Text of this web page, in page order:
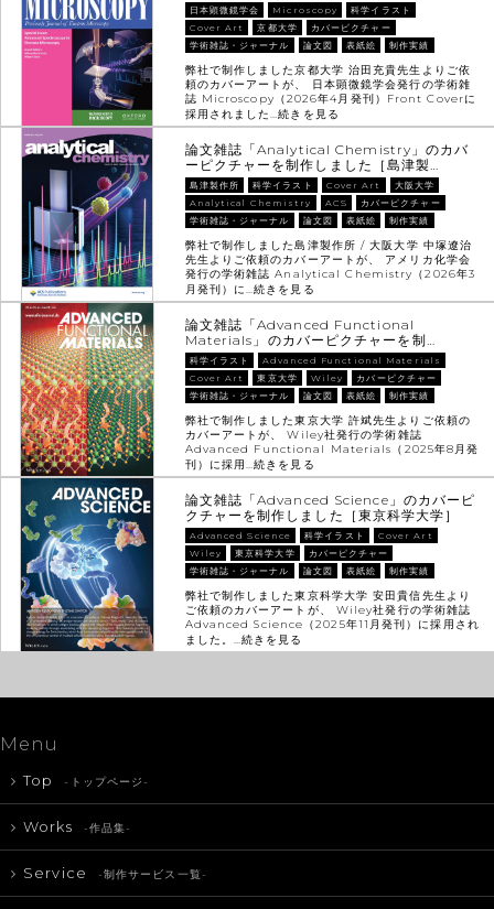
日本顕微鏡学会 Microscopy
科学イラスト
Cover Art
京都大学
カバーピクチャー
学術雑誌・ジャーナル
論文図 表紙絵 制作実績
弊社で制作しました京都大学 治田充貴先生よりご依
頼のカバーアートが、 日本顕微鏡学会発行の学術雑
誌 Microscopy（2026年4月発刊）Front Coverに
採用されました…続きを見る
論文雑誌「Analytical Chemistry」のカバ
ーピクチャーを制作しました［島津製…
島津製作所 科学イラスト Cover Art
大阪大学
Analytical Chemistry
ACS
カバーピクチャー
学術雑誌・ジャーナル
論文図 表紙絵 制作実績
弊社で制作しました島津製作所 / 大阪大学 中塚遼治
先生よりご依頼のカバーアートが、 アメリカ化学会
発行の学術雑誌 Analytical Chemistry（2026年3
月発刊）に…続きを見る
論文雑誌「Advanced Functional
Materials」のカバーピクチャーを制…
科学イラスト
Advanced Functional Materials
Cover Art
東京大学 Wiley
カバーピクチャー
学術雑誌・ジャーナル
論文図 表紙絵 制作実績
弊社で制作しました東京大学 許斌先生よりご依頼の
カバーアートが、 Wiley社発行の学術雑誌
Advanced Functional Materials（2025年8月発
刊）に採用…続きを見る
論文雑誌「Advanced Science」のカバーピ
クチャーを制作しました［東京科学大学］
Advanced Science 科学イラスト
Cover Art
Wiley
東京科学大学
カバーピクチャー
学術雑誌・ジャーナル
論文図 表紙絵 制作実績
弊社で制作しました東京科学大学 安田貴信先生より
ご依頼のカバーアートが、 Wiley社発行の学術雑誌
Advanced Science（2025年11月発刊）に採用され
ました。…続きを見る
Menu
Top -トップページ-
Works -作品集-
Service -制作サービス一覧-